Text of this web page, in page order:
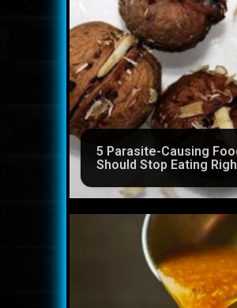
5 Parasite-Causing
Should Stop Eating